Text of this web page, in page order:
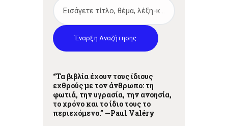
Έναρξη Αναζήτησης
“Τα βιβλία έχουν τους ίδιους
εχθρούς με τον άνθρωπο: τη
φωτιά, την υγρασία, την ανοησία,
το χρόνο και το ίδιο τους το
περιεχόμενο.” —Paul Valéry